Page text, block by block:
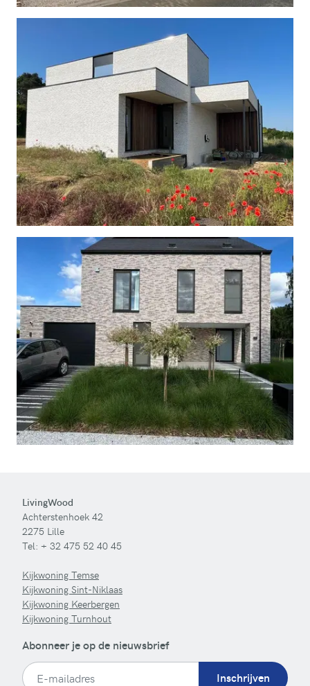
LivingWood
Achterstenhoek 42
2275 Lille
Tel: + 32 475 52 40 45
Kijkwoning Temse
Kijkwoning Sint-Niklaas
Kijkwoning Keerbergen
Kijkwoning Turnhout
Abonneer je op de nieuwsbrief
Inschrijven